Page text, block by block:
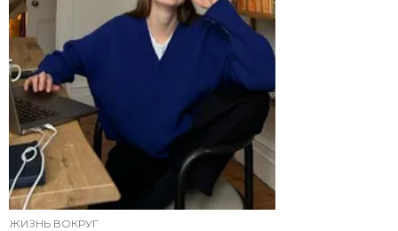
ЖИЗНЬ ВОКРУГ